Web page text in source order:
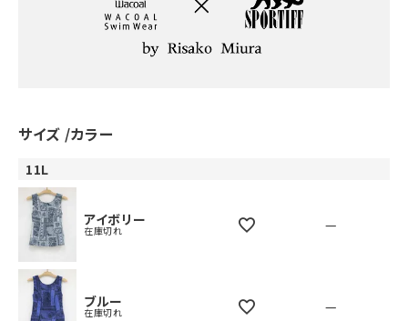
サイズ カラー
11L
アイボリー
在庫切れ —
ブルー
在庫切れ —